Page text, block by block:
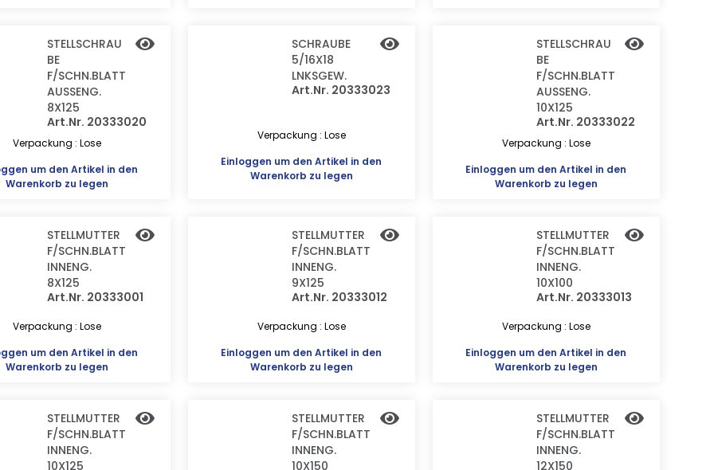
STELLSCHRAU
BE
F/SCHN.BLATT
AUSSENG.
8X125
Art.Nr. 20333020
Verpackung : Lose
um den Artikel in den
Warenkorb zu legen
SCHRAUBE
5/16X18
LNKSGEW.
Art.Nr. 20333023
Verpackung : Lose
Einloggen um den Artikel in den
Warenkorb zu legen
STELLSCHRAU
BE
F/SCHN.BLATT
AUSSENG.
10X125
Art.Nr. 20333022
Verpackung : Lose
Einloggen um den Artikel in den
Warenkorb zu legen
STELLMUTTER
F/SCHN.BLATT
INNENG.
8X125
Art.Nr. 20333001
Verpackung : Lose
um den Artikel in den
Warenkorb zu legen
STELLMUTTER
F/SCHN.BLATT
INNENG.
9X125
Art.Nr. 20333012
Verpackung : Lose
Einloggen um den Artikel in den
Warenkorb zu legen
STELLMUTTER
F/SCHN.BLATT
INNENG.
10X100
Art.Nr. 20333013
Verpackung : Lose
Einloggen um den Artikel in den
Warenkorb zu legen
STELLMUTTER
F/SCHN.BLATT
INNENG.
10X125
STELLMUTTER
F/SCHN.BLATT
INNENG.
10X150
STELLMUTTER
F/SCHN.BLATT
INNENG.
12X150